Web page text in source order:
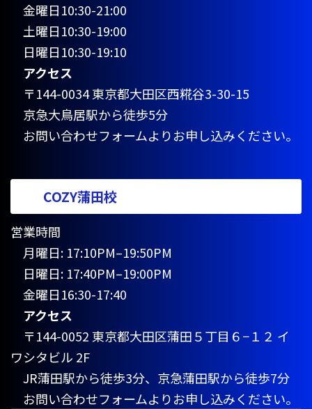
金曜日10:30-21:00
土曜日10:30-19:00
日曜日10:30-19:10
アクセス
〒144-0034 東京都大田区西糀谷3-30-15
京急大鳥居駅から徒歩5分
お問い合わせフォームよりお申し込みください。
COZY蒲田校
営業時間
月曜日: 17:10PM–19:50PM
日曜日: 17:40PM–19:00PM
金曜日16:30-17:40
アクセス
〒144-0052 東京都大田区蒲田５丁目６−１２ イ
ワシタビル 2F
JR蒲田駅から徒歩3分、京急蒲田駅から徒歩7分
お問い合わせフォームよりお申し込みください。